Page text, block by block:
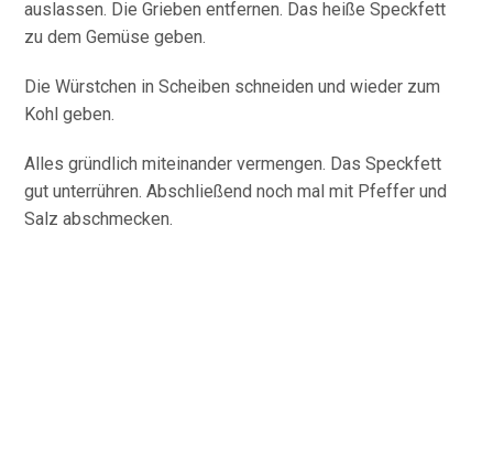
auslassen. Die Grieben entfernen. Das heiße Speckfett
zu dem Gemüse geben.
Die Würstchen in Scheiben schneiden und wieder zum
Kohl geben.
Alles gründlich miteinander vermengen. Das Speckfett
gut unterrühren. Abschließend noch mal mit Pfeffer und
Salz abschmecken.